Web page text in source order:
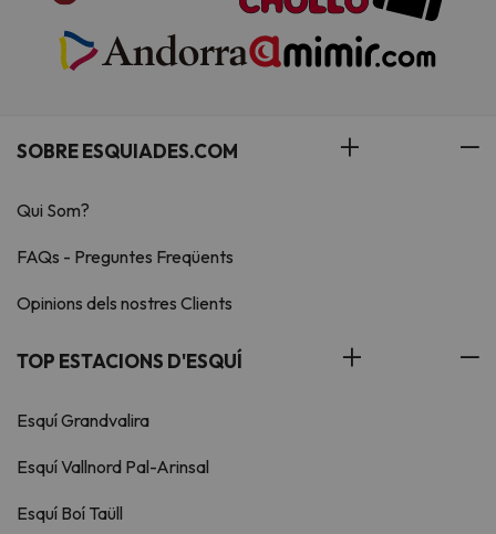
SOBRE ESQUIADES.COM
Qui Som?
FAQs - Preguntes Freqüents
Opinions dels nostres Clients
TOP ESTACIONS D'ESQUÍ
Esquí Grandvalira
Esquí Vallnord Pal-Arinsal
Esquí Boí Taüll